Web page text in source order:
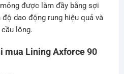
được làm đầy bằng sợi
dao động rung hiệu quả và
lông.
mua Lining Axforce 90